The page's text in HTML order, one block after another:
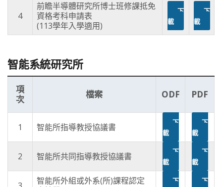
4
前瞻半導體研究所博士班修課抵免
資格考科申請表
(113學年入學適用)
下
載
下
載
智能系統研究所
項
次
檔案 ODF PDF
1 智能所指導教授協議書
下
載
下
載
2 智能所共同指導教授協議書
下
載
下
載
智能所外組或外系(所)課程認定
下
下